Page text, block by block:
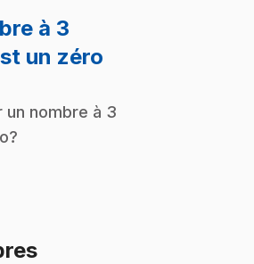
à 3
un zéro
nombre à 3